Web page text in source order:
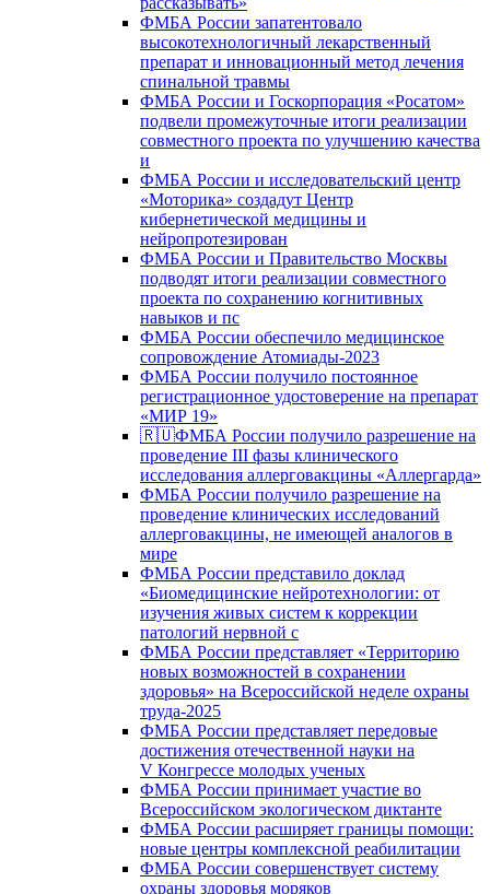
ФМБА России запатентовало
высокотехнологичный лекарственный
препарат и инновационный метод лечения
спинальной травмы
ФМБА России и Госкорпорация «Росатом»
подвели промежуточные итоги реализации
совместного проекта по улучшению качества
и
ФМБА России и исследовательский центр
«Моторика» создадут Центр
кибернетической медицины и
нейропротезирован
ФМБА России и Правительство Москвы
подводят итоги реализации совместного
проекта по сохранению когнитивных
навыков и пс
ФМБА России обеспечило медицинское
сопровождение Атомиады-2023
ФМБА России получило постоянное
регистрационное удостоверение на препарат
«МИР 19»
🇷🇺ФМБА России получило разрешение на
проведение III фазы клинического
исследования аллерговакцины «Аллергарда»
ФМБА России получило разрешение на
проведение клинических исследований
аллерговакцины, не имеющей аналогов в
мире
ФМБА России представило доклад
«Биомедицинские нейротехнологии: от
изучения живых систем к коррекции
патологий нервной с
ФМБА России представляет «Территорию
новых возможностей в сохранении
здоровья» на Всероссийской неделе охраны
труда-2025
ФМБА России представляет передовые
достижения отечественной науки на
V Конгрессе молодых ученых
ФМБА России принимает участие во
Всероссийском экологическом диктанте
ФМБА России расширяет границы помощи:
новые центры комплексной реабилитации
ФМБА России совершенствует систему
охраны здоровья моряков